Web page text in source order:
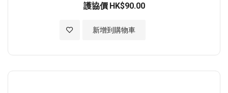
護協價 HK$90.00
新增到購物車
加入至願望清單